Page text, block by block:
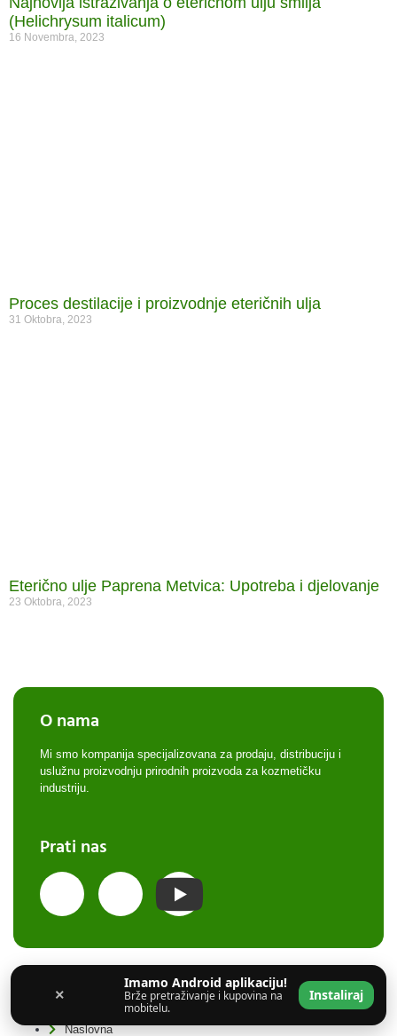
(Helichrysum italicum)
16 Novembra, 2023
Proces destilacije i proizvodnje eteričnih ulja
31 Oktobra, 2023
Eterično ulje Paprena Metvica: Upotreba i djelovanje
23 Oktobra, 2023
O nama
Mi smo kompanija specijalizovana za prodaju, distribuciju i
uslužnu proizvodnju prirodnih proizvoda za kozmetičku
industriju.
Prati nas
Volimo priordno
Naslovna
×
Imamo Android aplikaciju!
Brže pretraživanje i kupovina na
mobitelu.
Instaliraj